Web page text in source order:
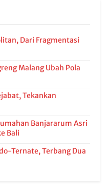
Dari Fragmentasi
Malang Ubah Pola
Tekankan
Banjararum Asri
Bali
Ternate, Terbang Dua